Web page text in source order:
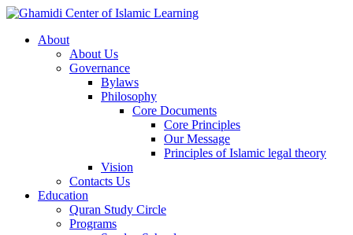
About
About Us
Governance
Bylaws
Philosophy
Core Documents
Core Principles
Our Message
Principles of Islamic legal theory
Vision
Contacts Us
Education
Quran Study Circle
Programs